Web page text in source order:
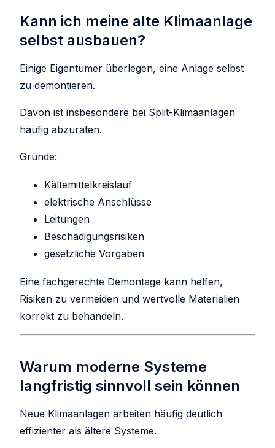
Kann ich meine alte Klimaanlage
selbst ausbauen?
Einige Eigentümer überlegen, eine Anlage selbst
zu demontieren.
Davon ist insbesondere bei Split-Klimaanlagen
häufig abzuraten.
Gründe:
Kältemittelkreislauf
elektrische Anschlüsse
Leitungen
Beschädigungsrisiken
gesetzliche Vorgaben
Eine fachgerechte Demontage kann helfen,
Risiken zu vermeiden und wertvolle Materialien
korrekt zu behandeln.
Warum moderne Systeme
langfristig sinnvoll sein können
Neue Klimaanlagen arbeiten häufig deutlich
effizienter als ältere Systeme.